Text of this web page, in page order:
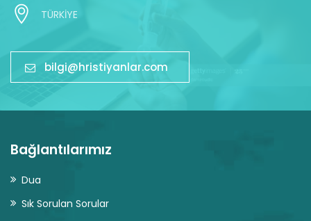
TÜRKİYE
bilgi@hristiyanlar.com
Bağlantılarımız
Dua
Sık Sorulan Sorular